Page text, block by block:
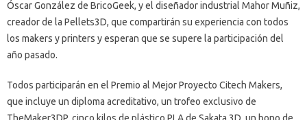
Óscar González de BricoGeek, y el diseñador industrial Mahor Muñiz,
creador de la Pellets3D, que compartirán su experiencia con todos
los makers y printers y esperan que se supere la participación del
año pasado.
Todos participarán en el Premio al Mejor Proyecto Citech Makers,
que incluye un diploma acreditativo, un trofeo exclusivo de